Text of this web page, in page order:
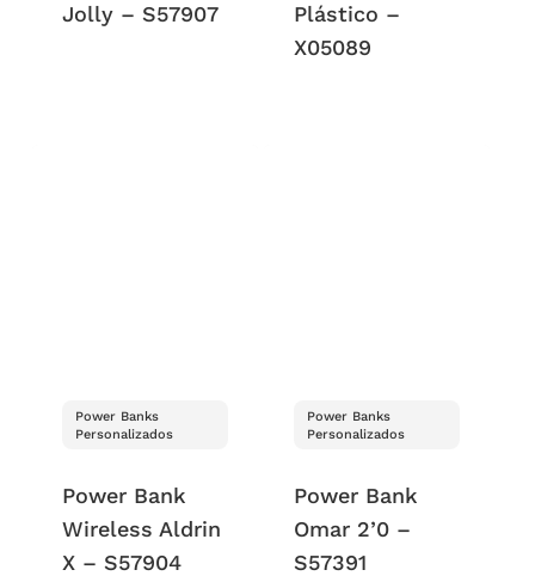
Jolly – S57907
Plástico –
X05089
Power Banks
Personalizados
Power Bank
Wireless Aldrin
X – S57904
Power Banks
Personalizados
Power Bank
Omar 2’0 –
S57391